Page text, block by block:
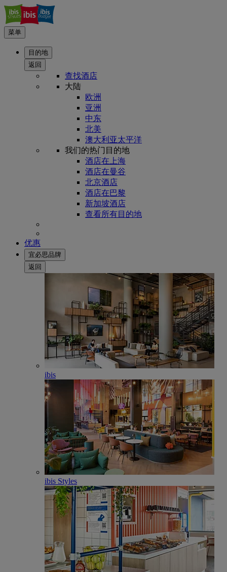
菜单
目的地
返回
查找酒店
大陆
欧洲
亚洲
中东
北美
澳大利亚太平洋
我们的热门目的地
酒店在上海
酒店在曼谷
北京酒店
酒店在巴黎
新加坡酒店
查看所有目的地
优惠
宜必思品牌
返回
ibis
ibis Styles